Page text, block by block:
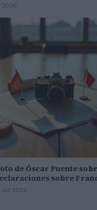
2026
de Óscar Puente
sobre
Jul 2026